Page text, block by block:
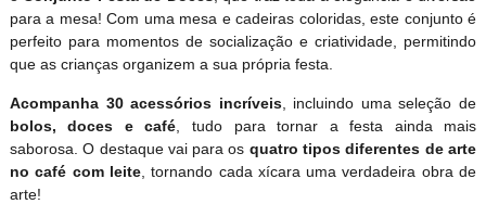
para a mesa! Com uma mesa e cadeiras coloridas, este conjunto é
perfeito para momentos de socialização e criatividade, permitindo
que as crianças organizem a sua própria festa.
Acompanha 30 acessórios incríveis, incluindo uma seleção de
bolos, doces e café , tudo para tornar a festa ainda mais
saborosa. O destaque vai para os quatro tipos diferentes de arte
no café com leite, tornando cada xícara uma verdadeira obra de
arte!